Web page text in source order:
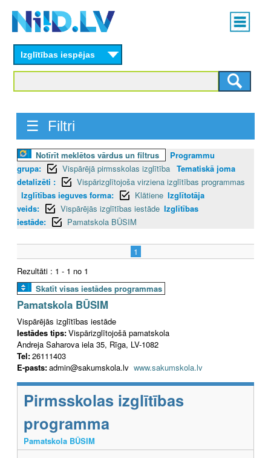
content
Main
menu
Izglītības iespējas
☰ Filtri
Notīrīt meklētos vārdus un filtrus
Programmu
grupa:
Vispārējā pirmsskolas izglītība Tematiskā joma
detalizēti :
Vispārizglītojoša virziena izglītības programmas
Izglītības ieguves forma:
Klātiene Izglītotāja
veids:
Vispārējās izglītības iestāde Izglītības
iestāde:
Pamatskola BŪSIM
1
Rezultāti : 1 - 1 no 1
Skatīt visas iestādes programmas
Pamatskola BŪSIM
Vispārējās izglītības iestāde
Iestādes tips:Vispārizglītojošā pamatskola
Andreja Saharova iela 35, Rīga, LV-1082
Tel:26111403
E-pasts:admin@sakumskola.lv www.sakumskola.lv
Pirmsskolas izglītības
programma
Pamatskola BŪSIM